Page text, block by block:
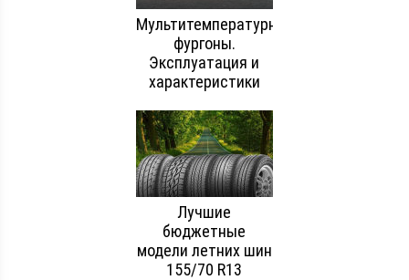
Мультитемпературные
фургоны.
Эксплуатация и
характеристики
Лучшие
бюджетные
модели летних шин
155/70 R13